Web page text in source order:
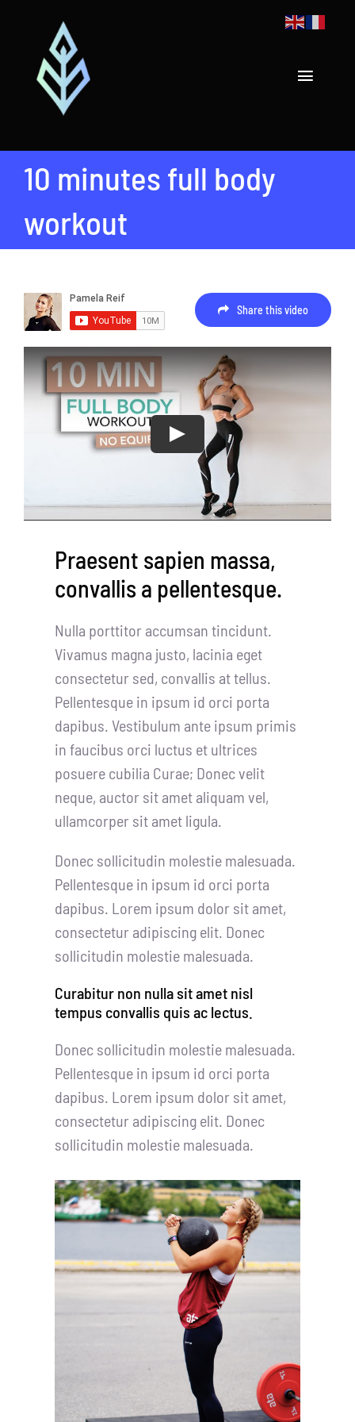
contenu
Toggle
Nos catalogues
À propos
10 minutes full body
workout
Share this video
Play
Praesent sapien massa,
convallis a pellentesque.
Nulla porttitor accumsan tincidunt.
Vivamus magna justo, lacinia eget
consectetur sed, convallis at tellus.
Pellentesque in ipsum id orci porta
dapibus. Vestibulum ante ipsum primis
in faucibus orci luctus et ultrices
posuere cubilia Curae; Donec velit
neque, auctor sit amet aliquam vel,
ullamcorper sit amet ligula.
Donec sollicitudin molestie malesuada.
Pellentesque in ipsum id orci porta
dapibus. Lorem ipsum dolor sit amet,
consectetur adipiscing elit. Donec
sollicitudin molestie malesuada.
Curabitur non nulla sit amet nisl
tempus convallis quis ac lectus.
Donec sollicitudin molestie malesuada.
Pellentesque in ipsum id orci porta
dapibus. Lorem ipsum dolor sit amet,
consectetur adipiscing elit. Donec
sollicitudin molestie malesuada.